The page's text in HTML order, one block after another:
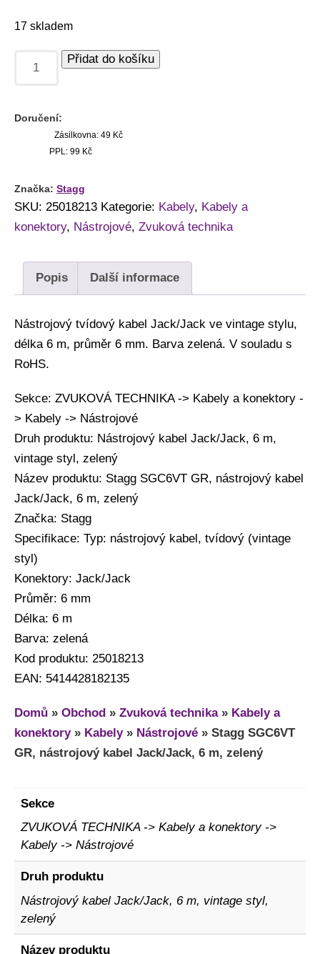
17 skladem
Přidat do košíku
Doručení:
Zásilkovna: 49 Kč
PPL: 99 Kč
Značka: Stagg
SKU: 25018213 Kategorie: Kabely, Kabely a
konektory, Nástrojové, Zvuková technika
Popis Další informace
Nástrojový tvídový kabel Jack/Jack ve vintage stylu,
délka 6 m, průměr 6 mm. Barva zelená. V souladu s
RoHS.
Sekce: ZVUKOVÁ TECHNIKA -> Kabely a konektory -
> Kabely -> Nástrojové
Druh produktu: Nástrojový kabel Jack/Jack, 6 m,
vintage styl, zelený
Název produktu: Stagg SGC6VT GR, nástrojový kabel
Jack/Jack, 6 m, zelený
Značka: Stagg
Specifikace: Typ: nástrojový kabel, tvídový (vintage
styl)
Konektory: Jack/Jack
Průměr: 6 mm
Délka: 6 m
Barva: zelená
Kod produktu: 25018213
EAN: 5414428182135
Domů » Obchod » Zvuková technika» Kabely a
konektory» Kabely» Nástrojové » Stagg SGC6VT
GR, nástrojový kabel Jack/Jack, 6 m, zelený
Sekce
ZVUKOVÁ TECHNIKA -> Kabely a konektory ->
Kabely -> Nástrojové
Druh produktu
Nástrojový kabel Jack/Jack, 6 m, vintage styl,
zelený
Název produktu